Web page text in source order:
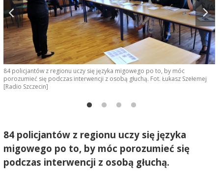
84 policjantów z regionu uczy się języka migowego po to, by móc
porozumieć się podczas interwencji z osobą głuchą. Fot. Łukasz Szełemej
[Radio Szczecin]
84 policjantów z regionu uczy się języka
migowego po to, by móc porozumieć się
podczas interwencji z osobą głuchą.